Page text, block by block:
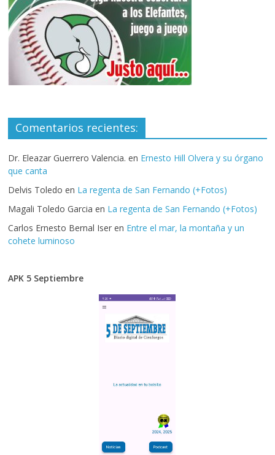
Comentarios recientes:
Dr. Eleazar Guerrero Valencia. en Ernesto Hill Olvera y su órgano
que canta
Delvis Toledo en La regenta de San Fernando (+Fotos)
Magali Toledo Garcia en La regenta de San Fernando (+Fotos)
Carlos Ernesto Bernal Iser en Entre el mar, la montaña y un
cohete luminoso
APK 5 Septiembre